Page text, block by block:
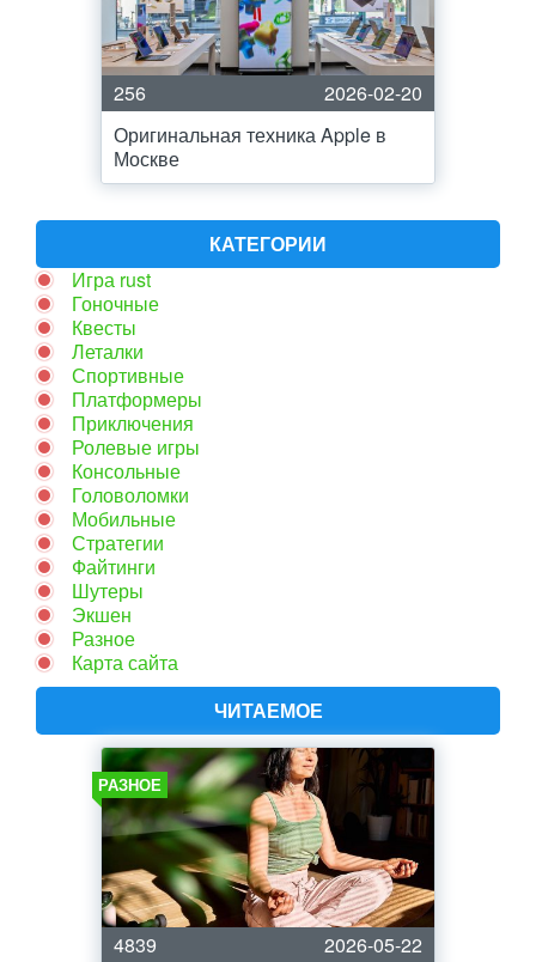
256
2026-02-20
Оригинальная техника Apple в
Москве
КАТЕГОРИИ
Игра rust
Гоночные
Квесты
Леталки
Спортивные
Платформеры
Приключения
Ролевые игры
Консольные
Головоломки
Мобильные
Стратегии
Файтинги
Шутеры
Экшен
Разное
Карта сайта
ЧИТАЕМОЕ
РАЗНОЕ
4839
2026-05-22